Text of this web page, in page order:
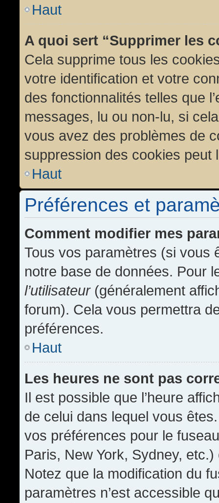
Haut
A quoi sert “Supprimer les
Cela supprime tous les
votre identification et votre
des fonctionnalités telles que
messages, lu ou non-lu, si
vous avez des problèmes de
suppression des cookies peut
Haut
Préférences et
Comment modifier mes
Tous vos paramètres (si vous
notre base de données. Pour
l’utilisateur(généralement
forum). Cela vous permettra
préférences.
Haut
Les heures ne sont pas
Il est possible que l’heure
de celui dans lequel vous
vos préférences pour le
Paris, New York, Sydney,
Notez que la modification du
paramètres n’est accessible